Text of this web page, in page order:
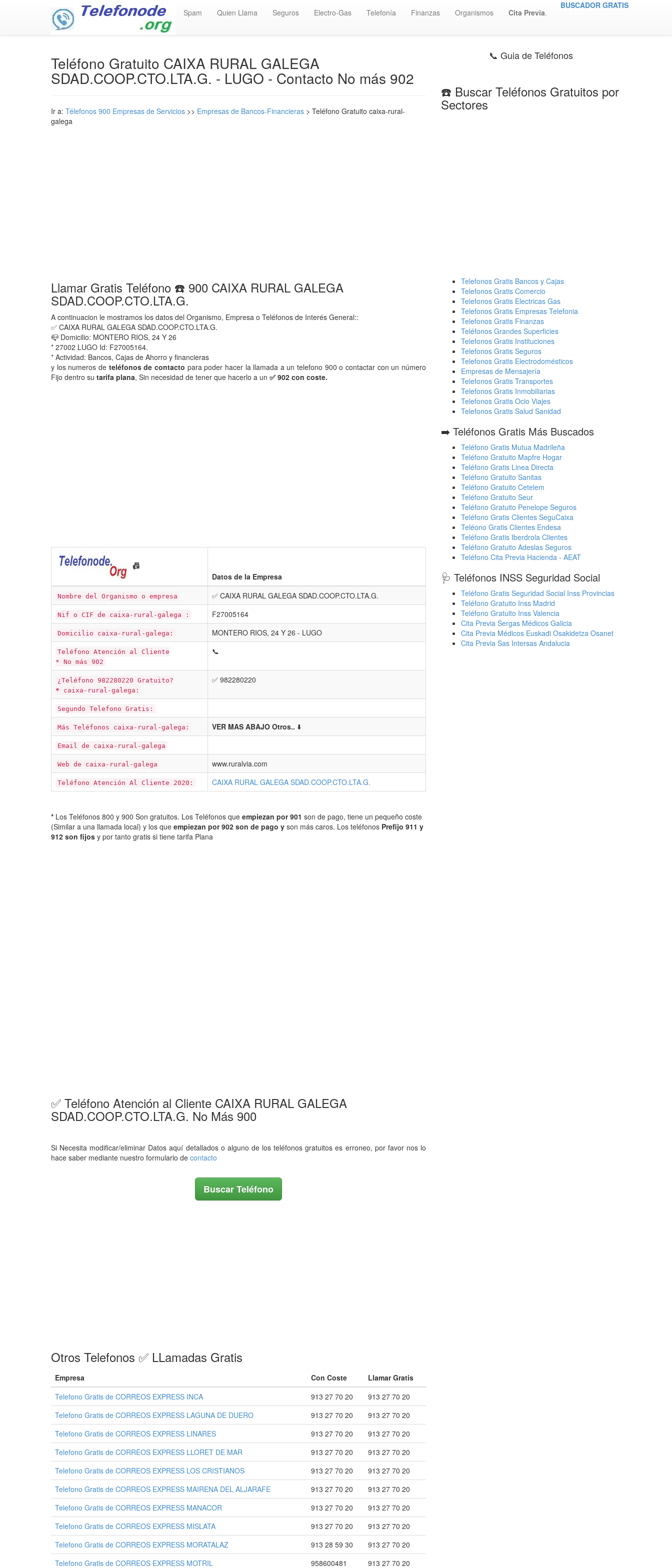
Spam Quien Llama Seguros Electro-Gas Telefonía Finanzas Organismos Cita Previa.
BUSCADOR GRATIS
Teléfono Gratuito CAIXA RURAL GALEGA
SDAD.COOP.CTO.LTA.G. - LUGO - Contacto No más 902
Ir a: Télefonos 900 Empresas de Servicios >> Empresas de Bancos-Financieras > Teléfono Gratuito caixa-rural-
galega
Llamar Gratis Teléfono ☎️ 900 CAIXA RURAL GALEGA
SDAD.COOP.CTO.LTA.G.
A continuacion le mostramos los datos del Organismo, Empresa o Teléfonos de Interés General::
✅ CAIXA RURAL GALEGA SDAD.COOP.CTO.LTA.G.
📪 Domicilio: MONTERO RIOS, 24 Y 26
* 27002 LUGO Id: F27005164.
* Actividad: Bancos, Cajas de Ahorro y financieras
y los numeros de teléfonos de contacto para poder hacer la llamada a un telefono 900 o contactar con un número
Fijo dentro su tarifa plana, Sin necesidad de tener que hacerlo a un ✅ 902 con coste.
📠
Datos de la Empresa
Nombre del Organismo o empresa ✅ CAIXA RURAL GALEGA SDAD.COOP.CTO.LTA.G.
Nif o CIF de caixa-rural-galega : F27005164
Domicilio caixa-rural-galega: MONTERO RIOS, 24 Y 26 - LUGO
Teléfono Atención al Cliente
* No más 902
📞
¿Teléfono 982280220 Gratuito?
* caixa-rural-galega:
✅ 982280220
Segundo Telefono Gratis:
Más Teléfonos caixa-rural-galega: VER MAS ABAJO Otros.. ⬇️
Email de caixa-rural-galega
Web de caixa-rural-galega www.ruralvia.com
Teléfono Atención Al Cliente 2020: CAIXA RURAL GALEGA SDAD.COOP.CTO.LTA.G.
* Los Teléfonos 800 y 900 Son gratuitos. Los Teléfonos que empiezan por 901 son de pago, tiene un pequeño coste
(Similar a una llamada local) y los que empiezan por 902 son de pago y son más caros. Los teléfonos Prefijo 911 y
912 son fijos y por tanto gratis si tiene tarifa Plana
✅ Teléfono Atención al Cliente CAIXA RURAL GALEGA
SDAD.COOP.CTO.LTA.G. No Más 900
Si Necesita modificar/eliminar Datos aquí detallados o alguno de los teléfonos gratuitos es erroneo, por favor nos lo
hace saber mediante nuestro formulario de contacto
Buscar Teléfono
Otros Telefonos ✅ LLamadas Gratis
Empresa Con Coste
Llamar Gratis
Telefono Gratis de CORREOS EXPRESS INCA
913 27 70 20
913 27 70 20
Telefono Gratis de CORREOS EXPRESS LAGUNA DE DUERO
913 27 70 20
913 27 70 20
Telefono Gratis de CORREOS EXPRESS LINARES
913 27 70 20
913 27 70 20
Telefono Gratis de CORREOS EXPRESS LLORET DE MAR
913 27 70 20
913 27 70 20
Telefono Gratis de CORREOS EXPRESS LOS CRISTIANOS
913 27 70 20
913 27 70 20
Telefono Gratis de CORREOS EXPRESS MAIRENA DEL ALJARAFE
913 27 70 20
913 27 70 20
Telefono Gratis de CORREOS EXPRESS MANACOR
913 27 70 20
913 27 70 20
Telefono Gratis de CORREOS EXPRESS MISLATA
913 27 70 20
913 27 70 20
Telefono Gratis de CORREOS EXPRESS MORATALAZ
913 28 59 30
913 27 70 20
Telefono Gratis de CORREOS EXPRESS MOTRIL
958600481 913 27 70 20
📞 Guia de Teléfonos
☎️ Buscar Teléfonos Gratuitos por
Sectores
Telefonos Gratis Bancos y Cajas
Telefonos Gratis Comercio
Telefonos Gratis Electricas Gas
Telefonos Gratis Empresas Telefonia
Telefonos Gratis Finanzas
Teléfonos Grandes Superficies
Telefonos Gratis Instituciones
Telefonos Gratis Seguros
Telefonos Gratis Electrodomésticos
Empresas de Mensajería
Telefonos Gratis Transportes
Telefonos Gratis Inmobiliarias
Telefonos Gratis Ocio Viajes
Telefonos Gratis Salud Sanidad
➡️ Teléfonos Gratis Más Buscados
Teléfono Gratis Mutua Madrileña
Teléfono Gratuito Mapfre Hogar
Teléfono Gratis Linea Directa
Teléfono Gratuito Sanitas
Teléfono Gratuito Cetelem
Teléfono Gratuito Seur
Teléfono Gratuito Penelope Seguros
Teléfono Gratis Clientes SeguCaixa
Teléono Gratis Clientes Endesa
Teléfono Gratis Iberdrola Clientes
Teléfono Gratuito Adeslas Seguros
Teléfono Cita Previa Hacienda - AEAT
🩺 Teléfonos INSS Seguridad Social
Teléfono Gratis Seguridad Social Inss Provincias
Teléfono Gratuito Inss Madrid
Teléfono Gratuito Inss Valencia
Cita Previa Sergas Médicos Galicia
Cita Previa Médicos Euskadi Osakidetza Osanet
Cita Previa Sas Intersas Andalucia